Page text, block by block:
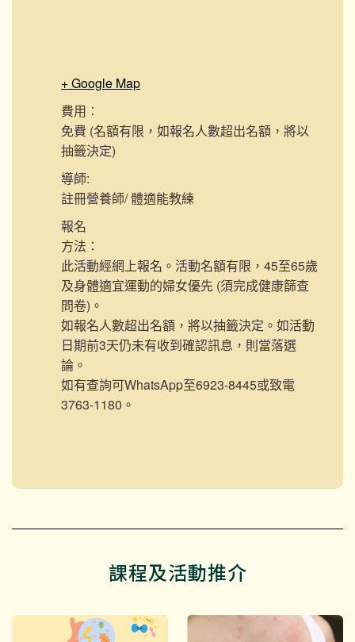
+ Google Map
費用︰
免費 (名額有限，如報名人數超出名額，將以
抽籤決定)
導師:
註冊營養師/ 體適能教練
報名
方法：
此活動經網上報名。活動名額有限，45至65歲
及身體適宜運動的婦女優先 (須完成健康篩查
問卷)。
如報名人數超出名額，將以抽籤決定。如活動
日期前3天仍未有收到確認訊息，則當落選
論。
如有查詢可WhatsApp至6923-8445或致電
3763-1180。
課程及活動推介